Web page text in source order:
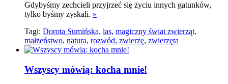
Gdybyśmy zechcieli przyjrzeć się życiu innych gatunków,
tylko byśmy zyskali. »
Tagi: Dorota Sumińska, las, magiczny świat zwierząt,
małżeństwo, natura, rozwód, zwierzę, zwierzęta
Wszyscy mówią: kocha mnie!